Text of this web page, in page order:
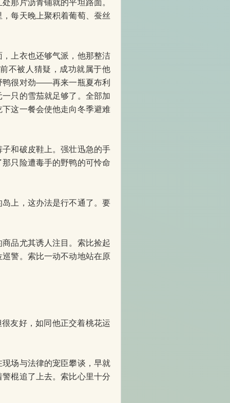
片沥青铺就的平坦路面。
每天晚上聚积着葡萄、蚕丝
上衣也还够气派，他那整洁
不被人猜疑，成功就属于他
鸭很对劲――再来一瓶夏布利
只的雪茄就足够了。全部加
这一餐会使他走向冬季避难
和破皮鞋上。强壮迅急的手
只险遭毒手的野鸭的可怜命
上，这办法是行不通了。要
品尤其诱人注目。索比捡起
警。索比一动不动地站在原
友好，如同他正交着桃花运
场与法律的宠臣攀谈，早就
棍追了上去。索比心里十分